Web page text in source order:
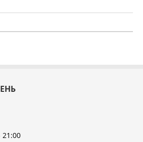
21:00